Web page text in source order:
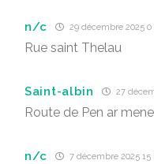
n/c 29 décembre 2025
Rue saint Thelau
Saint-albin 27
Route de Pen ar
n/c 7 décembre 2025 15